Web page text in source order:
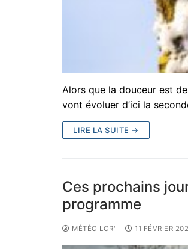
Alors que la douceur est
vont évoluer d’ici la
LIRE LA SUITE →
Ces prochains
programme
MÉTÉO LOR' 11 FÉVRIER